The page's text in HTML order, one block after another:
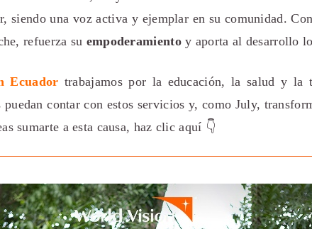
siendo una voz activa y ejemplar en su comunidad.
refuerza su empoderamientoy aporta al desarrollo
Ecuador trabajamos por la educación, la salud y la
puedan contar con estos servicios y, como July,
sumarte a esta causa, haz clic aquí 👇